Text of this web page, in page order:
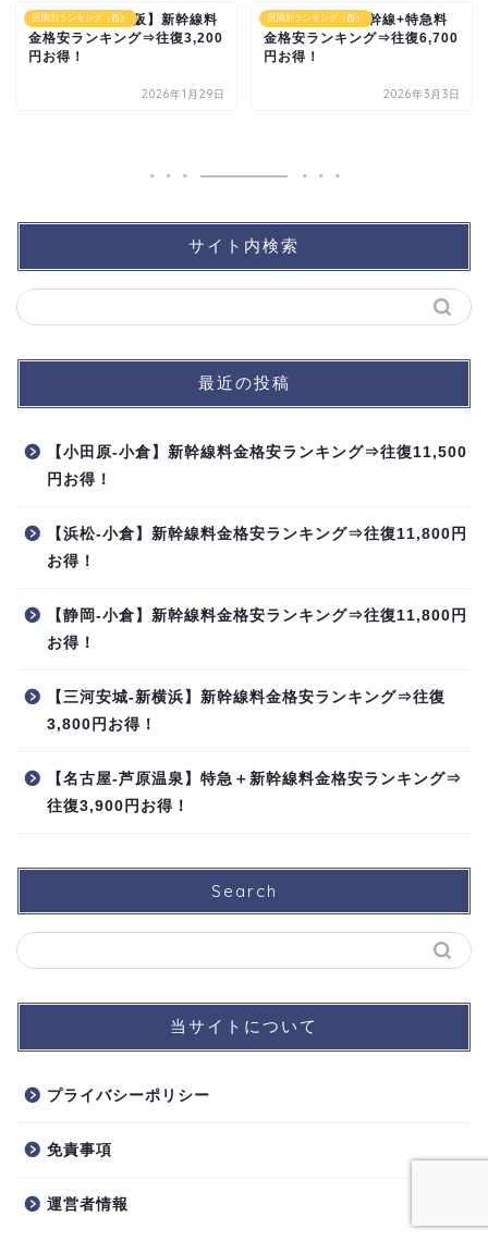
区間別ランキング（西）
【岐阜羽島-新大阪】新幹線料
金格安ランキング⇒往復3,200
円お得！
2026年1月29日
区間別ランキング（西）
【広島-大分】新幹線+特急料
金格安ランキング⇒往復6,700
円お得！
2026年3月3日
サイト内検索
最近の投稿
【小田原-小倉】新幹線料金格安ランキング⇒往復11,500
円お得！
【浜松-小倉】新幹線料金格安ランキング⇒往復11,800円
お得！
【静岡-小倉】新幹線料金格安ランキング⇒往復11,800円
お得！
【三河安城-新横浜】新幹線料金格安ランキング⇒往復
3,800円お得！
【名古屋-芦原温泉】特急＋新幹線料金格安ランキング⇒
往復3,900円お得！
Search
当サイトについて
プライバシーポリシー
免責事項
運営者情報